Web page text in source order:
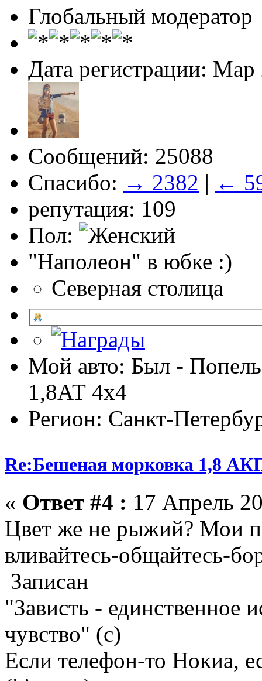
Глобальный модератор
Дата регистрации: Мар
Сообщений: 25088
Спасибо: → 2382 | ←
репутация: 109
Пол:
"Наполеон" в юбке :)
Северная столица
Мой авто: Был -
1,8АТ 4х4
Регион: Санкт-
Re:Бешеная морковка 1,8
« Ответ #4 : 17 Апрель
Цвет же не рыжий? Мои
вливайтесь-общайтесь-
Записан
"Зависть - единственное
чувство" (с)
Если телефон-то Нокиа,